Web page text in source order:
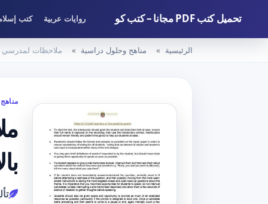
تحميل كتب PDF مجانا – كتب كو روايات عربية كتب
الرئيسية مناهج وحلول دراسية ملاحظات لمدرسي